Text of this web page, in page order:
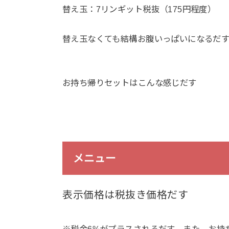
替え玉：7リンギット税抜（175円程度）
替え玉なくても結構お腹いっぱいになるだす
お持ち帰りセットはこんな感じだす
メニュー
表示価格は税抜き価格だす